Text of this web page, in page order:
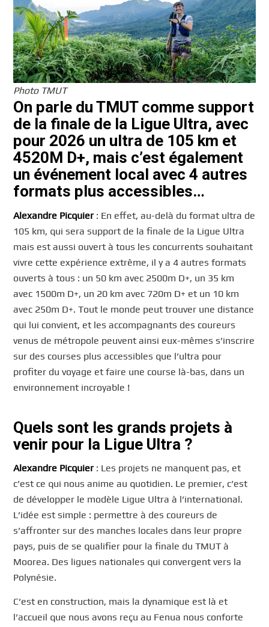
Photo TMUT
On parle du TMUT comme support
de la finale de la Ligue Ultra, avec
pour 2026 un ultra de 105 km et
4520M D+, mais c’est également
un événement local avec 4 autres
formats plus accessibles…
Alexandre Picquier : En effet, au-delà du format ultra de
105 km, qui sera support de la finale de la Ligue Ultra
mais est aussi ouvert à tous les concurrents souhaitant
vivre cette expérience extrême, il y a 4 autres formats
ouverts à tous : un 50 km avec 2500m D+, un 35 km
avec 1500m D+, un 20 km avec 720m D+ et un 10 km
avec 250m D+. Tout le monde peut trouver une distance
qui lui convient, et les accompagnants des coureurs
venus de métropole peuvent ainsi eux-mêmes s’inscrire
sur des courses plus accessibles que l’ultra pour
profiter du voyage et faire une course là-bas, dans un
environnement incroyable !
Quels sont les grands projets à
venir pour la Ligue Ultra ?
Alexandre Picquier : Les projets ne manquent pas, et
c’est ce qui nous anime au quotidien. Le premier, c’est
de développer le modèle Ligue Ultra à l’international.
L’idée est simple : permettre à des coureurs de
s’affronter sur des manches locales dans leur propre
pays, puis de se qualifier pour la finale du TMUT à
Moorea. Des ligues nationales qui convergent vers la
Polynésie.
C’est en construction, mais la dynamique est là et
l’accueil que nous avons reçu au Fenua nous conforte